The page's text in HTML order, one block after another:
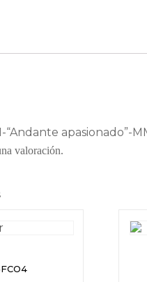
apasionado”-
valoración.